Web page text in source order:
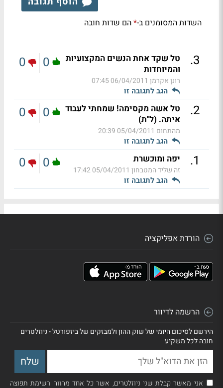
השדות המסומנים ב-*הם שדות חובה
3
.
טל שקד אחת הנשים המקצועיות
והמיוחדות
רונן אקרמן 06/04/2011 07:45
הגב לתגובה זו
0
0
2
.
טל אשה מקסימה! שמחתי לעבוד
איתה. (ל"ת)
מהתחום 05/04/2011 20:39
הגב לתגובה זו
0
0
1
. יפה ומוכשרת
זה שליד המטבחון 05/04/2011 17:42
הגב לתגובה זו
0
0
הורדת אפליקציה
הרשמה לדיוור
הירשם לסיכום היומי של שוק ההון ולמבזקים של ביזפורטל - ניוזלטרים
חובה לכל משקיע
אני מאשר קבלת שני ניוזלטרים, אשר כל אחד מהווה רשימת תפוצה